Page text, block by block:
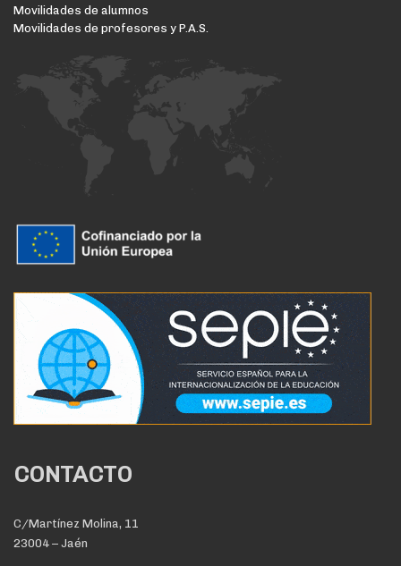
Movilidades de alumnos
Movilidades de profesores y P.A.S.
CONTACTO
C/Martínez Molina, 11
23004 – Jaén